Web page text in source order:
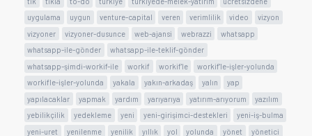
uygulama
uygun venture-capital veren verimlilik video
vizyon
vizyoner
vizyoner-dusunce web-ajansi webrazzi
whatsapp
whatsapp-ile-gönder
whatsapp-ile-teklif-gönder
whatsapp-şimdi-workif-ile
workif workif'le
workif'le-işler-yolunda
workifle-işler-yolunda
yakala yakın-arkadaş yalın
yap
yapılacaklar
yapmak yardım yarıyarıya yatırım-arıyorum
yazılım
yebilikçilik
yedekleme yeni yeni-girişimci-destekleri
yeni-iş-bulma
yeni-uret
yenilenme yenilik yıllık yol yolunda yönet
yönetici